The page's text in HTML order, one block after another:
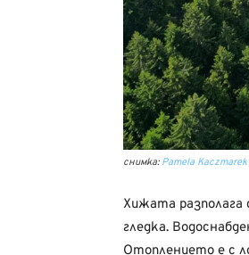
снимка: Pamela Kaczmarek
Хижата разполага
гледка.
Отоплението е с